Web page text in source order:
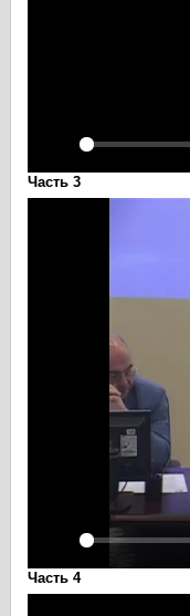
Часть 3
Часть 4